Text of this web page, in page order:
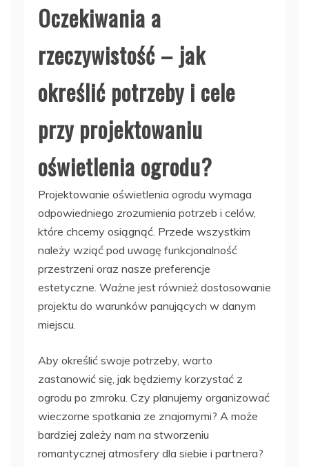
Oczekiwania a
rzeczywistość – jak
określić potrzeby i cele
przy projektowaniu
oświetlenia ogrodu?
Projektowanie oświetlenia ogrodu wymaga
odpowiedniego zrozumienia potrzeb i celów,
które chcemy osiągnąć. Przede wszystkim
należy wziąć pod uwagę funkcjonalność
przestrzeni oraz nasze preferencje
estetyczne. Ważne jest również dostosowanie
projektu do warunków panujących w danym
miejscu.
Aby określić swoje potrzeby, warto
zastanowić się, jak będziemy korzystać z
ogrodu po zmroku. Czy planujemy organizować
wieczorne spotkania ze znajomymi? A może
bardziej zależy nam na stworzeniu
romantycznej atmosfery dla siebie i partnera?